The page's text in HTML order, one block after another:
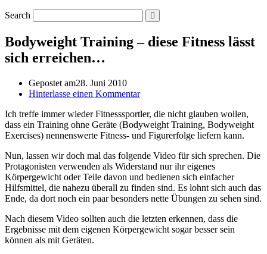
Search
Bodyweight Training – diese Fitness lässt
sich erreichen…
Gepostet am28. Juni 2010
Hinterlasse einen Kommentar
Ich treffe immer wieder Fitnesssportler, die nicht glauben wollen,
dass ein Training ohne Geräte (Bodyweight Training, Bodyweight
Exercises) nennenswerte Fitness- und Figurerfolge liefern kann.
Nun, lassen wir doch mal das folgende Video für sich sprechen. Die
Protagonisten verwenden als Widerstand nur ihr eigenes
Körpergewicht oder Teile davon und bedienen sich einfacher
Hilfsmittel, die nahezu überall zu finden sind. Es lohnt sich auch das
Ende, da dort noch ein paar besonders nette Übungen zu sehen sind.
Nach diesem Video sollten auch die letzten erkennen, dass die
Ergebnisse mit dem eigenen Körpergewicht sogar besser sein
können als mit Geräten.